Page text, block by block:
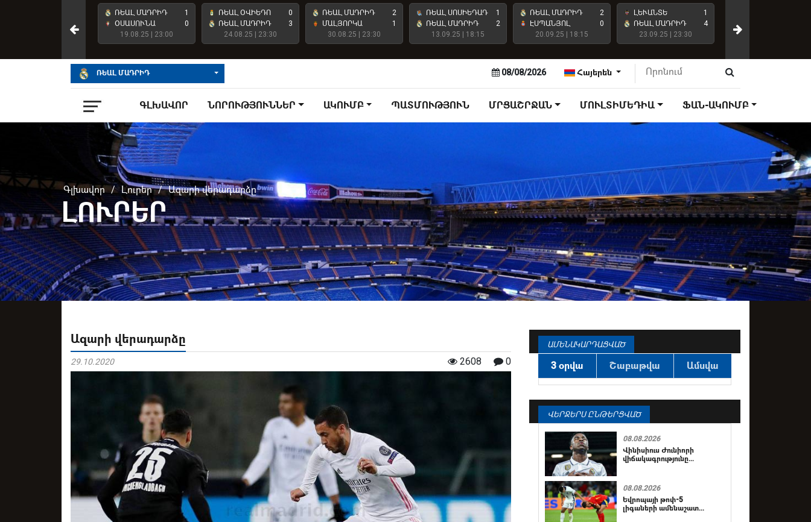
ԱՏԼԵՏԻԿ ԲԻԼԲԱՈ
ՌԵԱԼ ՄԱԴՐԻԴ
1
ՕՍԱՍՈՒՆԱ
0
19.08.25 | 23:00
ՌԵԱԼ ՕՎԻԵԴՈ
0
ՌԵԱԼ ՄԱԴՐԻԴ
3
24.08.25 | 23:30
ՌԵԱԼ ՄԱԴՐԻԴ
2
ՄԱԼՅՈՐԿԱ
1
30.08.25 | 23:30
ՌԵԱԼ ՍՈՍԻԵԴԱԴ
1
ՌԵԱԼ ՄԱԴՐԻԴ
2
13.09.25 | 18:15
ՌԵԱԼ ՄԱԴՐԻԴ
2
ԷՍՊԱՆՅՈԼ
0
20.09.25 | 18:15
ԼԵՒԱՆՏԵ
1
ՌԵԱԼ ՄԱԴՐԻԴ
4
23.09.25 | 23:30
ՌԵԱԼ ՄԱԴՐԻԴ
ՌԵԱԼ ՄԱԴՐԻԴ Հայերեն
08/08/2026
ԳԼԽԱՎՈՐ ՆՈՐՈՒԹՅՈՒՆՆԵՐ ԱԿՈՒՄԲ ՊԱՏՄՈՒԹՅՈՒՆ ՄՐՑԱՇՐՋԱՆ ՄՈՒԼՏԻՄԵԴԻԱ ՖԱՆ-ԱԿՈՒՄԲ
Գլխավոր / Լուրեր / Ազարի վերադարձը
ԼՈՒՐԵՐ
Ազարի վերադարձը
29.10.2020 2608 0
ԱՄԵՆԱԿԱՐԴԱՑՎԱԾ
3 օրվա Շաբաթվա Ամսվա
ՎԵՐՋԵՐՍ ԸՆԹԵՐՑՎԱԾ
08.08.2026
Վինիսիուս Ժունիորի
վիճակագրությունը...
08.08.2026
Եվրոպայի թոփ-5
լիգաների ամենաշատ...